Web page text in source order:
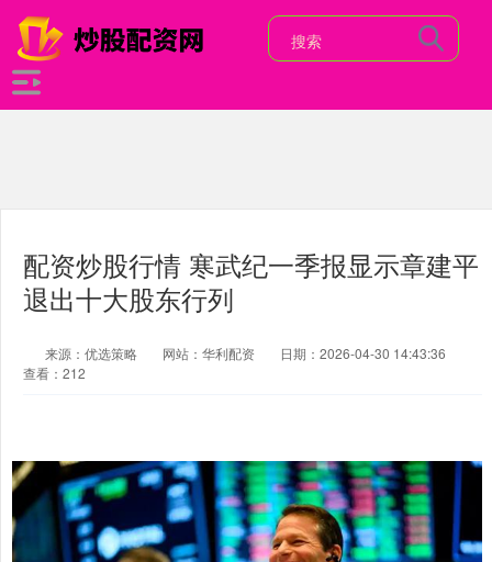
配资炒股行情 寒武纪一季报显示章建平
退出十大股东行列
来源：优选策略 网站：华利配资
日期：2026-04-30 14:43:36
查看：212